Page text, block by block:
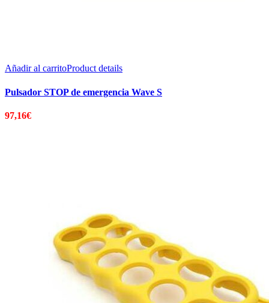
Añadir al carritoProduct details
Pulsador STOP de emergencia Wave S
97,16€